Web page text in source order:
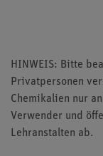
HINWEIS: Bitte
Privatpersonen
Chemikalien nur
Verwender und
Lehranstalten ab.